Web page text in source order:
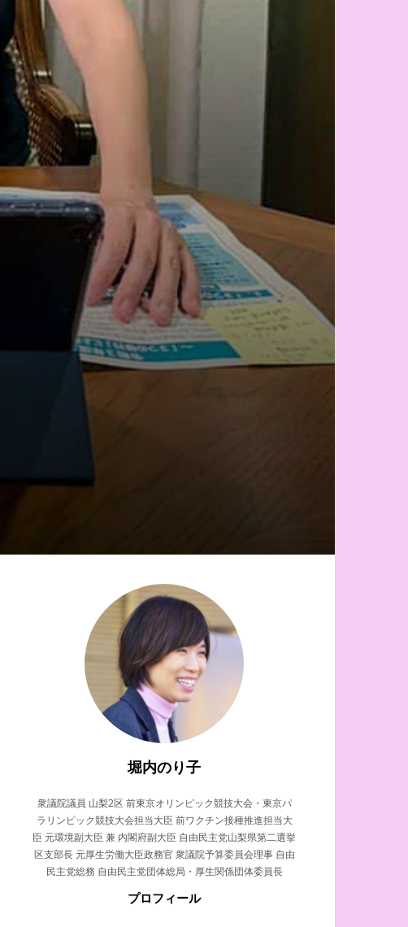
堀内のり子
衆議院議員 山梨2区 前東京オリンピック競技大会・東京パ
ラリンピック競技大会担当大臣 前ワクチン接種推進担当大
臣 元環境副大臣 兼 内閣府副大臣 自由民主党山梨県第二選挙
区支部長 元厚生労働大臣政務官 衆議院予算委員会理事 自由
民主党総務 自由民主党団体総局・厚生関係団体委員長
プロフィール